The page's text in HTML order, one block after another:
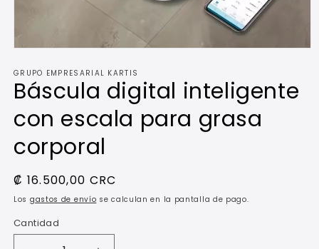
multimedia
1
en
ventana
modal
GRUPO EMPRESARIAL KARTIS
Báscula digital inteligente
con escala para grasa
corporal
Precio
habitual
₡ 16.500,00 CRC
Los gastos de envío se calculan en la pantalla de pago.
Cantidad